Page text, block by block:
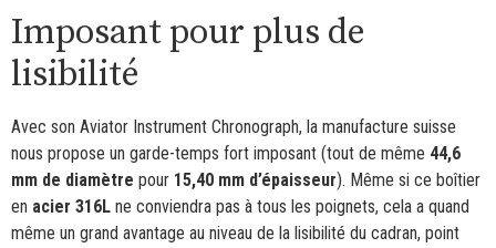
Imposant pour plus de
lisibilité
Avec son Aviator Instrument Chronograph, la manufacture suisse
nous propose un garde-temps fort imposant (tout de même 44,6
mm de diamètre pour 15,40 mm d’épaisseur). Même si ce boîtier
en acier 316L ne conviendra pas à tous les poignets, cela a quand
même un grand avantage au niveau de la lisibilité du cadran, point